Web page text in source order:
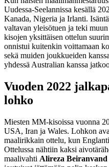
Uudessa-Seelannissa kesällä
Kanada, Nigeria ja Irlanti.
valtavan yleisötuen ja teki
kisojen yksittäisen ottelun
onnistui kuitenkin voittamaan
sekä muiden joukkueiden
yhdessä Australian kanssa
Vuoden 2022
lohko
Miesten MM-kisoissa vuonna
USA, Iran ja Wales. Lohkon
maalirikkain ottelu, kun
Ottelussa nähtiin kaksi
maalivahti Alireza Beiranvand